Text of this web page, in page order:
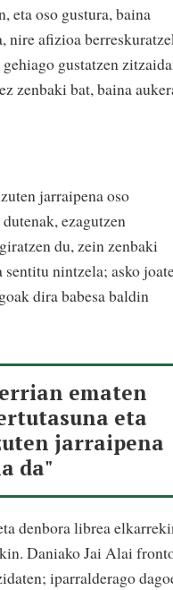
eta oso gustura, baina
nire afizioa
gustatzen
zenbaki bat, baina
jarraipena oso
ezagutzen
du, zein zenbaki
nintzela; asko
dira babesa baldin
ematen
eta
jarraipena
da"
denbora librea
Daniako Jai Alai
iparralderago